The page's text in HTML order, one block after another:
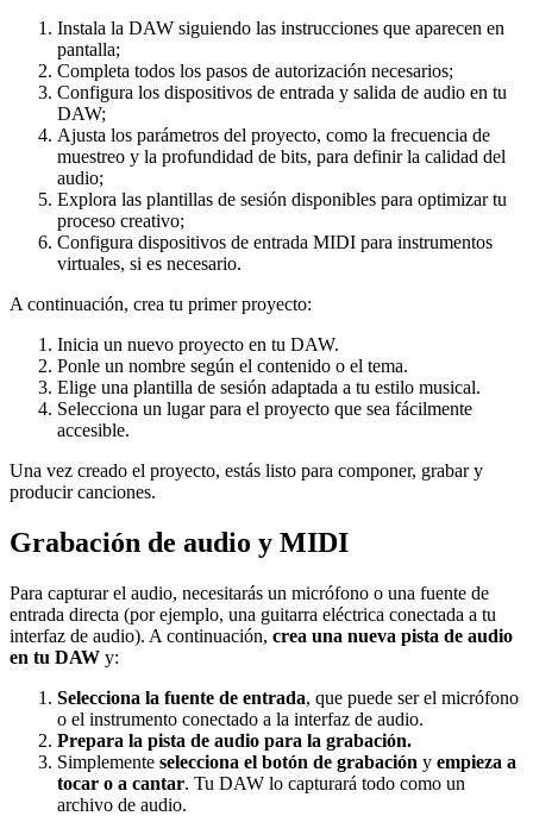
Instala la DAW siguiendo las instrucciones que aparecen en
pantalla;
Completa todos los pasos de autorización necesarios;
Configura los dispositivos de entrada y salida de audio en tu
DAW;
Ajusta los parámetros del proyecto, como la frecuencia de
muestreo y la profundidad de bits, para definir la calidad del
audio;
Explora las plantillas de sesión disponibles para optimizar tu
proceso creativo;
Configura dispositivos de entrada MIDI para instrumentos
virtuales, si es necesario.
A continuación, crea tu primer proyecto:
Inicia un nuevo proyecto en tu DAW.
Ponle un nombre según el contenido o el tema.
Elige una plantilla de sesión adaptada a tu estilo musical.
Selecciona un lugar para el proyecto que sea fácilmente
accesible.
Una vez creado el proyecto, estás listo para componer, grabar y
producir canciones.
Grabación de audio y MIDI
Para capturar el audio, necesitarás un micrófono o una fuente de
entrada directa (por ejemplo, una guitarra eléctrica conectada a tu
interfaz de audio). A continuación, crea una nueva pista de audio
en tu DAW y:
Selecciona la fuente de entrada, que puede ser el micrófono
o el instrumento conectado a la interfaz de audio.
Prepara la pista de audio para la grabación.
Simplemente selecciona el botón de grabación y empieza a
tocar o a cantar. Tu DAW lo capturará todo como un
archivo de audio.